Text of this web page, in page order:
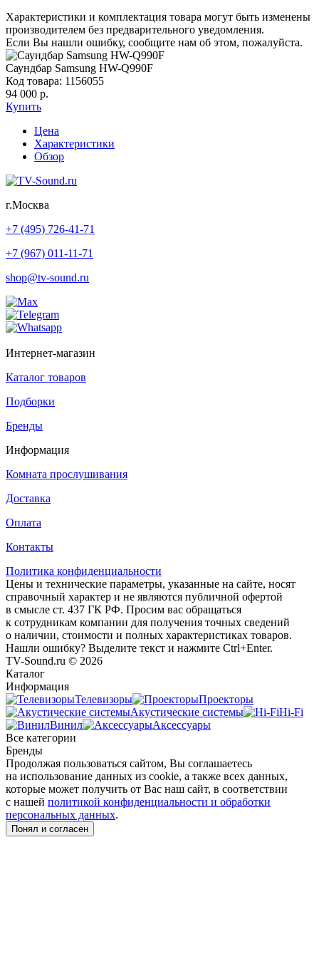
Характеристики и комплектация товара могут быть изменены
производителем без предварительного уведомления.
Если Вы нашли ошибку, сообщите нам об этом, пожалуйста.
Саундбар Samsung HW-Q990F
Код товара: 1156055
94 000 р.
Купить
Цена
Характеристики
Обзор
г.Москва
+7 (495) 726-41-71
+7 (967) 011-11-71
shop@tv-sound.ru
Интернет-магазин
Каталог товаров
Подборки
Бренды
Информация
Комната прослушивания
Доставка
Оплата
Контакты
Политика конфиденциальности
Цены и технические параметры, указанные на сайте, носят
справочный характер и не являются публичной офертой
в смысле ст. 437 ГК РФ. Просим вас обращаться
к сотрудникам компании для получения точных сведений
о наличии, стоимости и полных характеристиках товаров.
Нашли ошибку? Выделите текст и нажмите Ctrl+Enter.
TV-Sound.ru © 2026
Каталог
Информация
Телевизоры
Проекторы
Акустические системы
Hi-Fi
Винил
Аксессуары
Все категории
Бренды
Продолжая пользоваться сайтом, Вы соглашаетесь
на использование данных из cookie, а также всех данных,
которые может получить от Вас наш сайт, в соответствии
с нашей политикой конфиденциальности и обработки
персональных данных.
Понял и согласен